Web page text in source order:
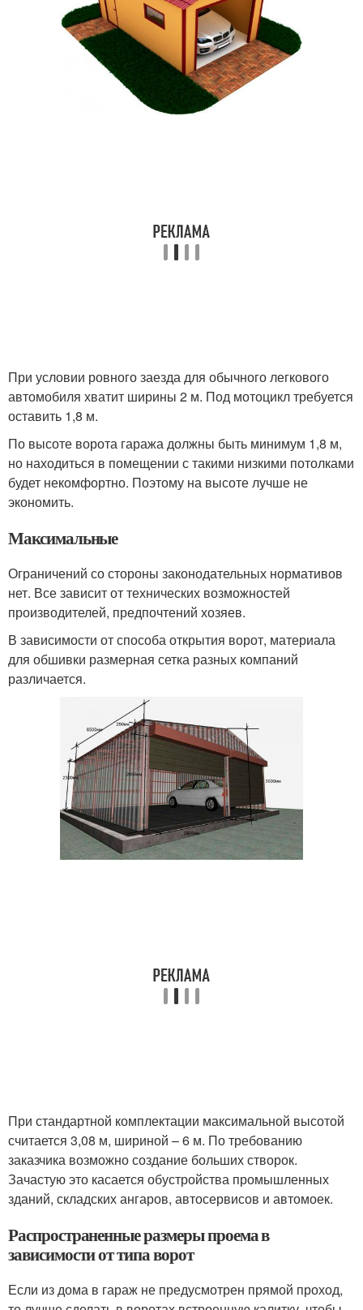
При условии ровного заезда для обычного легкового
автомобиля хватит ширины 2 м. Под мотоцикл требуется
оставить 1,8 м.
По высоте ворота гаража должны быть минимум 1,8 м,
но находиться в помещении с такими низкими потолками
будет некомфортно. Поэтому на высоте лучше не
экономить.
Максимальные
Ограничений со стороны законодательных нормативов
нет. Все зависит от технических возможностей
производителей, предпочтений хозяев.
В зависимости от способа открытия ворот, материала
для обшивки размерная сетка разных компаний
различается.
При стандартной комплектации максимальной высотой
считается 3,08 м, шириной – 6 м. По требованию
заказчика возможно создание больших створок.
Зачастую это касается обустройства промышленных
зданий, складских ангаров, автосервисов и автомоек.
Распространенные размеры проема в
зависимости от типа ворот
Если из дома в гараж не предусмотрен прямой проход,